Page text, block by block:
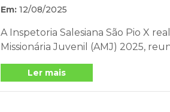
Em:12/08/2025
A Inspetoria Salesiana São Pio X
Missionária Juvenil (AMJ) 2025,
Ler mais